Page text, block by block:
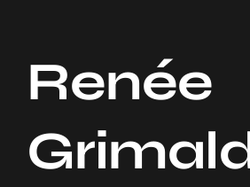
Notre Entreprise
Nos Services
Renée